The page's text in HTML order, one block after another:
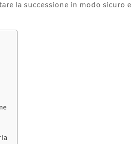
la successione in modo sicuro